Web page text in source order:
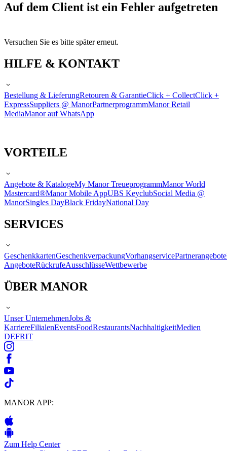
Auf dem Client ist ein Fehler aufgetreten
Versuchen Sie es bitte später erneut.
HILFE & KONTAKT
Bestellung & LieferungRetouren & GarantieClick + CollectClick +
ExpressSuppliers @ ManorPartnerprogrammManor Retail
MediaManor auf WhatsApp
VORTEILE
Angebote & KatalogeMy Manor TreueprogrammManor World
Mastercard®Manor Mobile AppUBS KeyclubSocial Media @
ManorSingles DayBlack FridayNational Day
SERVICES
GeschenkkartenGeschenkverpackungVorhangservicePartnerangebote
AngeboteRückrufeAusschlüsseWettbewerbe
ÜBER MANOR
Unser UnternehmenJobs &
KarriereFilialenEventsFoodRestaurantsNachhaltigkeitMedien
DEFRIT
MANOR APP:
Zum Help Center